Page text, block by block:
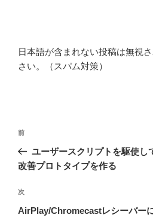
日本語が含まれない投稿は無視
さい。（スパム対策）
投
ナ
ゲ
ー
前
の
投
前
ユーザースクリプトを駆使し
改善プロトタイプを作る
次
の
次
AirPlay/Chromecastレシーバー